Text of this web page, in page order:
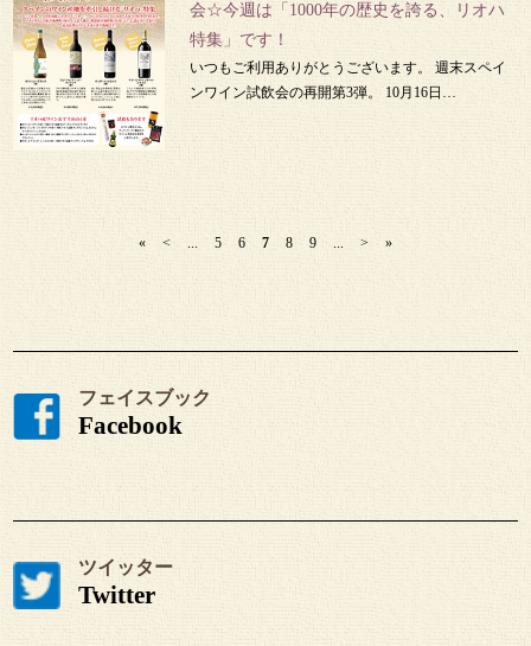
会☆今週は「1000年の歴史を誇る、リオハ
特集」です！
いつもご利用ありがとうございます。 週末スペイ
ンワイン試飲会の再開第3弾。 10月16日…
« < ... 5 6 7 8 9 ... > »
フェイスブック
Facebook
ツイッター
Twitter